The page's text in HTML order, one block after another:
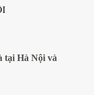
tại Hà Nội và